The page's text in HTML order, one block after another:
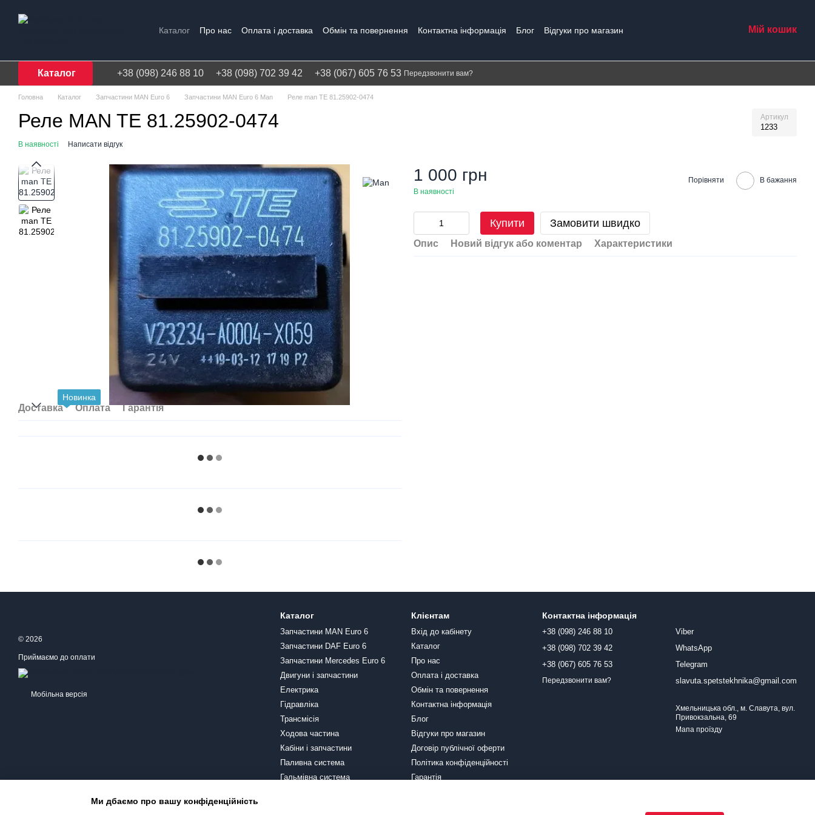
Каталог Про нас Оплата і доставка Обмін та повернення Контактна інформація Блог
Відгуки про магазин
Мій кошик
Каталог +38 (098) 246 88 10 +38 (098) 702 39 42 +38 (067) 605 76 53 Передзвонити вам?
Головна Каталог Запчастини MAN Euro 6 Запчастини MAN Euro 6 Man Реле man TE 81.25902-0474
Реле MAN TE 81.25902-0474 Артикул
1233
В наявності Написати відгук
Новинка
Доставка Оплата Гарантія
1 000 грн
В наявності
Порівняти В бажання
Купити Замовити швидко
Опис Новий відгук або коментар Характеристики
© 2026
Приймаємо до оплати
Мобільна версія
Каталог
Запчастини MAN Euro 6
Запчастини DAF Euro 6
Запчастини Mercedes Euro 6
Двигуни і запчастини
Електрика
Гідравліка
Трансмісія
Ходова частина
Кабіни і запчастини
Паливна система
Гальмівна система
Клієнтам
Вхід до кабінету
Каталог
Про нас
Оплата і доставка
Обмін та повернення
Контактна інформація
Блог
Відгуки про магазин
Договір публічної оферти
Політика конфіденційності
Гарантія
Контактна інформація
+38 (098) 246 88 10
+38 (098) 702 39 42
+38 (067) 605 76 53
Передзвонити вам?
Viber
WhatsApp
Telegram
slavuta.spetstekhnika@gmail.com
Хмельницька обл., м. Славута, вул.
Привокзальна, 69
Мапа проїзду
Ми дбаємо про вашу конфіденційність